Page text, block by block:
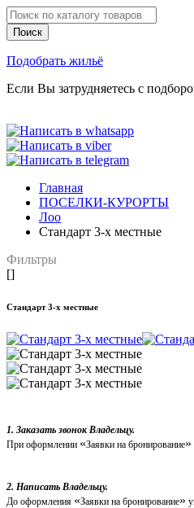
Подобрать жильё
Если Вы затрудняетесь с
Главная
ПОСЕЛКИ-КУРОРТЫ
Лоо
Стандарт 3-х местные
Фильтры
[]
Стандарт 3-х местные
1. Заказать звонок Владельцу.
При оформлении «Заявки на бронирование»
2. Написать Владельцу.
До оформления «Заявки на бронирование»